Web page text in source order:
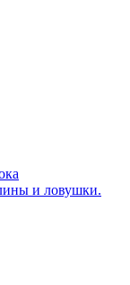
и ловушки.